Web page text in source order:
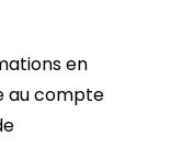
en
au compte